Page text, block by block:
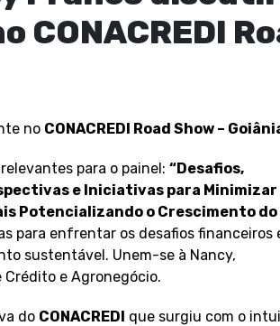
CONACREDI
no CONACREDI Road Show –
para o painel: “Desafios,
e Iniciativas para Minimizar
Potencializando o Crescimento do
para enfrentar os desafios financeiros
sustentável. Unem-se à Nancy,
e Agronegócio.
do CONACREDI que surgiu com o